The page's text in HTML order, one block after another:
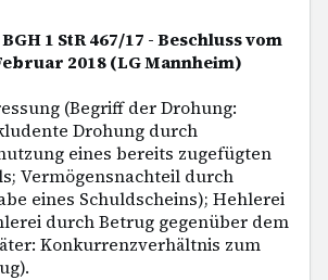
1 StR 467/17 - Beschluss vom
2018 (LG Mannheim)
(Begriff der Drohung:
Drohung durch
eines bereits zugefügten
Vermögensnachteil durch
eines Schuldscheins); Hehlerei
durch Betrug gegenüber dem
Konkurrenzverhältnis zum